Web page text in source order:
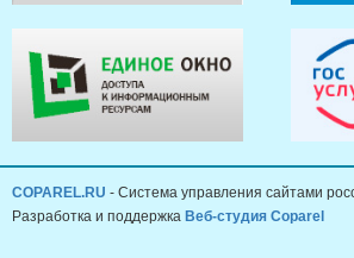
COPAREL.RU - Система управления сайтами
Разработка и поддержка Веб-студия Coparel